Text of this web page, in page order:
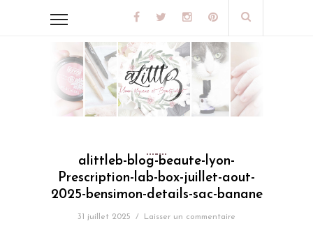
alittleb-blog-beaute-lyon-
Prescription-lab-box-juillet-aout-
2025-bensimon-details-sac-banane
31 juillet 2025 / Laisser un commentaire